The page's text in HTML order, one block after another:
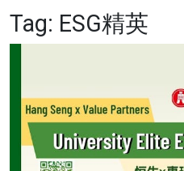
健康
科技
影片
Tag: ESG精英